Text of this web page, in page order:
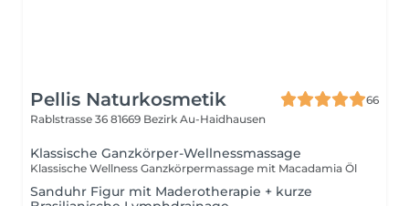
Pellis Naturkosmetik
66
Rablstrasse 36 81669 Bezirk Au-Haidhausen
Klassische Ganzkörper-Wellnessmassage
Klassische Wellness Ganzkörpermassage mit Macadamia Öl
Sanduhr Figur mit Maderotherapie + kurze